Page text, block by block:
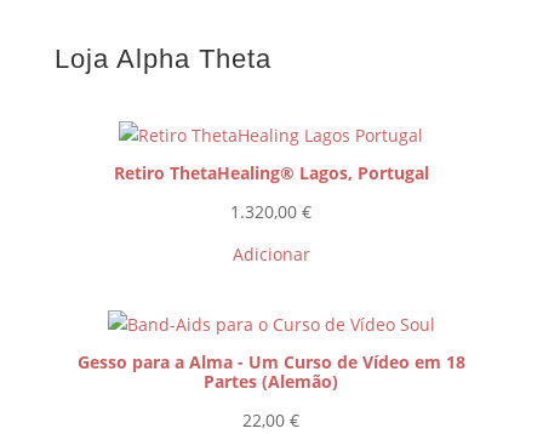
Loja Alpha Theta
Retiro ThetaHealing® Lagos, Portugal
1.320,00€
Adicionar
Gesso para a Alma - Um Curso de Vídeo em 18
Partes (Alemão)
22,00€